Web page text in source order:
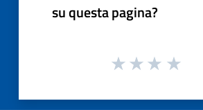
su questa pagina?